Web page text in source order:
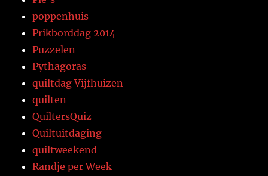
poppenhuis
Prikborddag 2014
Puzzelen
Pythagoras
quiltdag Vijfhuizen
quilten
QuiltersQuiz
Quiltuitdaging
quiltweekend
Randje per Week